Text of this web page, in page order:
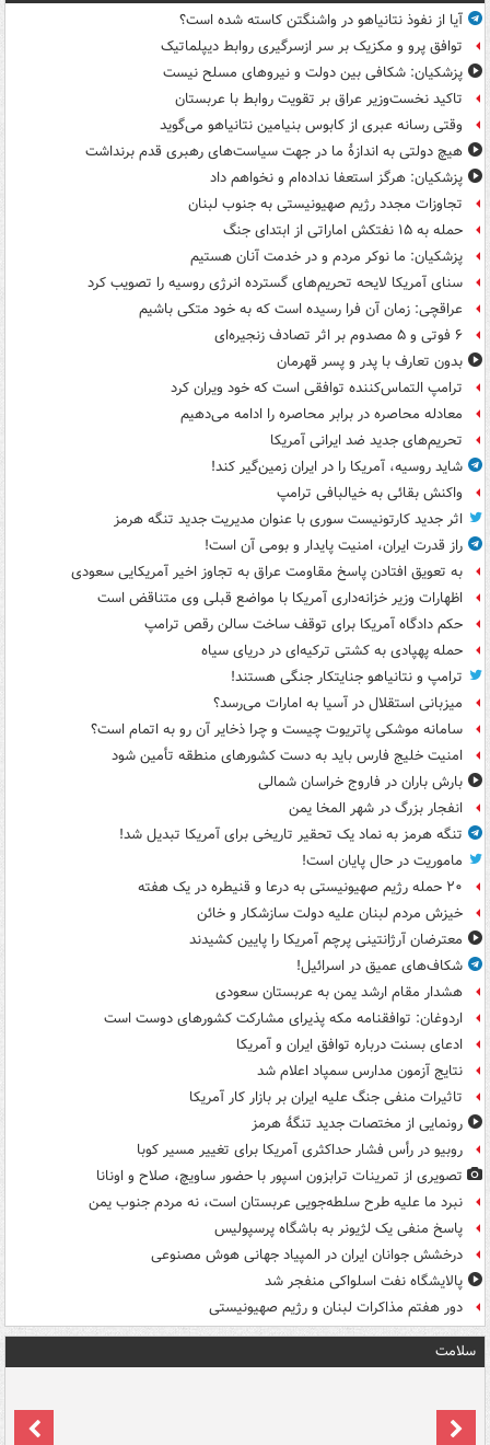
آیا از نفوذ نتانیاهو در واشنگتن کاسته شده است؟
توافق پرو و مکزیک بر سر ازسرگیری روابط دیپلماتیک
پزشکیان: شکافی بین دولت و نیروهای مسلح نیست
تاکید نخست‌وزیر عراق بر تقویت روابط با عربستان
وقتی رسانه عبری از کابوس بنیامین نتانیاهو می‌گوید
هیچ دولتی به اندازۀ ما در جهت سیاست‌های رهبری قدم برنداشت
پزشکیان: هرگز استعفا نداده‌ام و نخواهم داد
تجاوزات مجدد رژیم صهیونیستی به جنوب لبنان
حمله به ۱۵ نفتکش‌ اماراتی از ابتدای جنگ
پزشکیان: ما نوکر مردم و در خدمت آنان هستیم
سنای آمریکا لایحه تحریم‌های گسترده انرژی روسیه را تصویب کرد
عراقچی: زمان آن فرا رسیده است که به خود متکی باشیم
۶ فوتی و ۵ مصدوم بر اثر تصادف زنجیره‌ای
بدون تعارف با پدر و پسر قهرمان
ترامپ التماس‌کننده توافقی است که خود ویران کرد
معادله محاصره در برابر محاصره را ادامه می‌دهیم
تحریم‌های جدید ضد ایرانی آمریکا
شاید روسیه، آمریکا را در ایران زمین‌گیر کند!
واکنش بقائی به خیالبافی ترامپ
اثر جدید کارتونیست سوری با عنوان مدیریت جدید تنگه هرمز
راز قدرت ایران، امنیت پایدار و بومی آن است!
به تعویق افتادن پاسخ مقاومت عراق به تجاوز اخیر آمریکایی سعودی
اظهارات وزیر خزانه‌داری آمریکا با مواضع قبلی وی متناقض است
حکم دادگاه آمریکا برای توقف ساخت سالن رقص ترامپ
حمله پهپادی به کشتی ترکیه‌ای در دریای سیاه
ترامپ و نتانیاهو جنایتکار جنگی هستند!
میزبانی استقلال در آسیا به امارات می‌رسد؟
سامانه موشکی پاتریوت چیست و چرا ذخایر آن رو به اتمام است؟
امنیت خلیج فارس باید به دست کشورهای منطقه تأمین شود
بارش باران در فاروج خراسان شمالی
انفجار بزرگ در شهر المخا یمن
تنگه هرمز به نماد یک تحقیر تاریخی برای آمریکا تبدیل شد!
ماموریت در حال پایان است!
۲۰ حمله رژیم صهیونیستی به درعا و قنیطره در یک هفته
خیزش مردم لبنان علیه دولت سازشکار و خائن
معترضان آرژانتینی پرچم آمریکا را پایین کشیدند
شکاف‌های عمیق در اسرائیل!
هشدار مقام ارشد یمن به عربستان سعودی
اردوغان: توافقنامه مکه پذیرای مشارکت کشورهای دوست است
ادعای بسنت درباره توافق ایران و آمریکا
نتایج آزمون مدارس سمپاد اعلام شد
تاثیرات منفی جنگ علیه ایران بر بازار کار آمریکا
رونمایی از مختصات جدید تنگۀ هرمز
روبیو در رأس فشار حداکثری آمریکا برای تغییر مسیر کوبا
تصویری از تمرینات ترابزون اسپور با حضور ساویچ، صلاح و اونانا
نبرد ما علیه طرح سلطه‌جویی عربستان است، نه مردم جنوب یمن
پاسخ منفی یک لژیونر به باشگاه پرسپولیس
درخشش جوانان ایران در المپیاد جهانی هوش مصنوعی
پالایشگاه نفت اسلواکی منفجر شد
دور هفتم مذاکرات لبنان و رژیم صهیونیستی
سلامت